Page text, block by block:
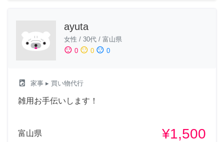
ayuta
女性 / 30代 / 富山県
sentiment_satisfied 0 sentiment_neutral 0 sentiment_dissatisfied 0
local_laundry_service 家事 ▸ 買い物代行
雑用お手伝いします！
富山県 ¥1,500